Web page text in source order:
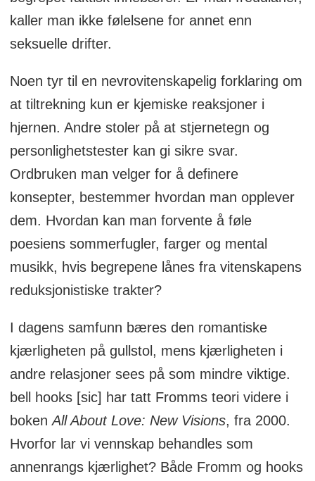
kaller man ikke følelsene for annet enn
seksuelle drifter.
Noen tyr til en nevrovitenskapelig forklaring om
at tiltrekning kun er kjemiske reaksjoner i
hjernen. Andre stoler på at stjernetegn og
personlighetstester kan gi sikre svar.
Ordbruken man velger for å definere
konsepter, bestemmer hvordan man opplever
dem. Hvordan kan man forvente å føle
poesiens sommerfugler, farger og mental
musikk, hvis begrepene lånes fra vitenskapens
reduksjonistiske trakter?
I dagens samfunn bæres den romantiske
kjærligheten på gullstol, mens kjærligheten i
andre relasjoner sees på som mindre viktige.
bell hooks [sic] har tatt Fromms teori videre i
bokenAll About Love: New Visions, fra 2000.
Hvorfor lar vi vennskap behandles som
annenrangs kjærlighet? Både Fromm og hooks